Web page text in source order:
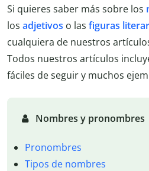
Si quieres saber más sobre los
los adjetivos o las figuras
cualquiera de nuestros
Todos nuestros artículos
fáciles de seguir y muchos
Nombres y pronombres
Pronombres
Tipos de nombres